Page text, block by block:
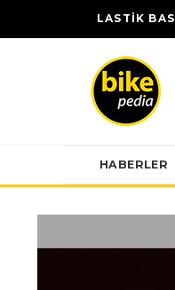
LASTİK
HABERLER